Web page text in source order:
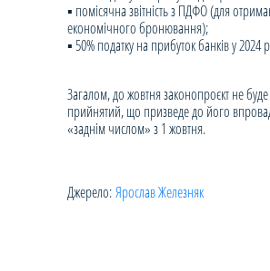
▪️ помісячна звітність з ПДФО (для
економічного бронювання);
▪️ 50% податку на прибуток банків у 2024
Загалом, до жовтня законопроєкт не
прийнятий, що призведе до його
«заднім числом» з 1 жовтня.
Джерело:Ярослав Железняк